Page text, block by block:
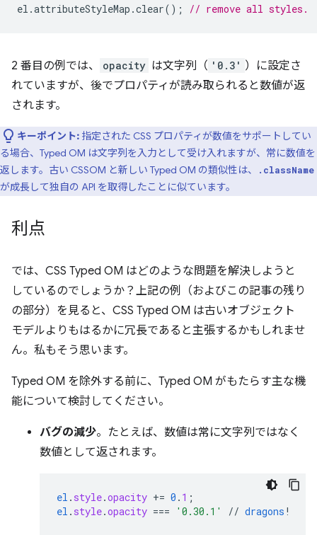
el .attributeStyleMap .clear(); // remove all styles.
2 番目の例では、 opacity は文字列（ '0.3' ）に設定さ
れていますが、後でプロパティが読み取られると数値が返
されます。
キーポイント: 指定された CSS プロパティが数値をサポートしてい
る場合、Typed OM は文字列を入力として受け入れますが、常に数値を
返します。古い CSSOM と新しい Typed OM の類似性は、
.className
が成長して独自の API を取得したことに似ています。
利点
では、CSS Typed OM はどのような問題を解決しようと
しているのでしょうか？上記の例（およびこの記事の残り
の部分）を見ると、CSS Typed OM は古いオブジェクト
モデルよりもはるかに冗長であると主張するかもしれませ
ん。私もそう思います。
Typed OM を除外する前に、Typed OM がもたらす主な機
能について検討してください。
バグの減少。たとえば、数値は常に文字列ではなく
数値として返されます。
el . style.opacity += 0 . 1 ;
el . style.opacity === '0.30.1' // dragons !